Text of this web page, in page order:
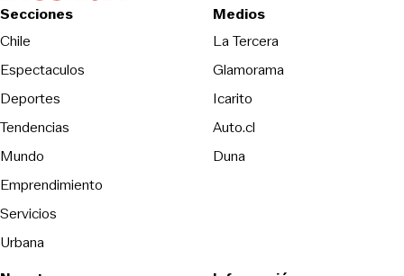
Secciones
Chile
Espectaculos
Deportes
Tendencias
Mundo
Emprendimiento
Servicios
Urbana
Medios
La TerceraOpens in new
Glamorama
Icarito
Auto.cl
DunaOpens in new window